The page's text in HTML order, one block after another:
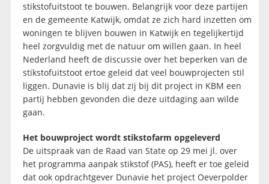
stikstofuitstoot te bouwen. Belangrijk voor deze partijen
en de gemeente Katwijk, omdat ze zich hard inzetten om
woningen te blijven bouwen in Katwijk en tegelijkertijd
heel zorgvuldig met de natuur om willen gaan. In heel
Nederland heeft de discussie over het beperken van de
stikstofuitstoot ertoe geleid dat veel bouwprojecten stil
liggen. Dunavie is blij dat zij bij dit project in KBM een
partij hebben gevonden die deze uitdaging aan wilde
gaan.
Het bouwproject wordt stikstofarm opgeleverd
De uitspraak van de Raad van State op 29 mei jl. over
het programma aanpak stikstof (PAS), heeft er toe geleid
dat ook opdrachtgever Dunavie het project Oeverpolder